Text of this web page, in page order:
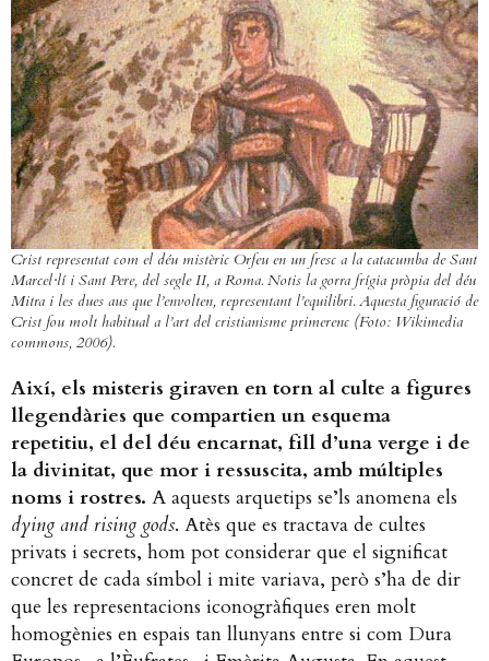
Crist representat com el déu mistèric Orfeu en un fresc a la catacumba de Sant
Marcel·lí i Sant Pere, del segle II, a Roma. Notis la gorra frígia pròpia del déu
Mitra i les dues aus que l’envolten, representant l’equilibri. Aquesta figuració de
Crist fou molt habitual a l’art del cristianisme primerenc (Foto: Wikimedia
commons, 2006).
Així, els misteris giraven en torn al culte a figures
llegendàries que compartien un esquema
repetitiu, el del déu encarnat, fill d’una verge i de
la divinitat, que mor i ressuscita, amb múltiples
noms i rostres. A aquests arquetips se’ls anomena els
dying and rising gods. Atès que es tractava de cultes
privats i secrets, hom pot considerar que el significat
concret de cada símbol i mite variava, però s’ha de dir
que les representacions iconogràfiques eren molt
homogènies en espais tan llunyans entre si com Dura